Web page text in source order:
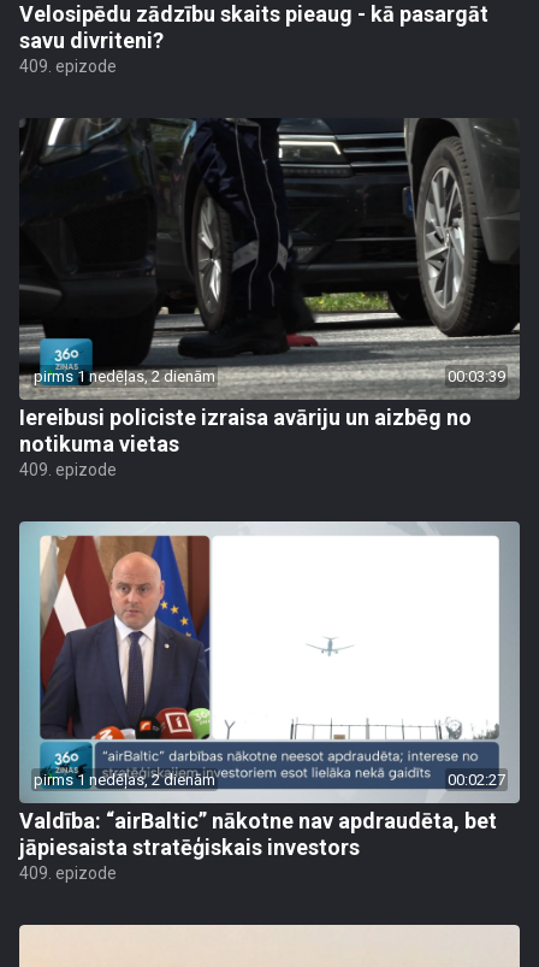
Velosipēdu zādzību skaits pieaug - kā pasargāt
savu divriteni?
409. epizode
pirms 1 nedēļas, 2 dienām 00:03:39
Iereibusi policiste izraisa avāriju un aizbēg no
notikuma vietas
409. epizode
pirms 1 nedēļas, 2 dienām 00:02:27
Valdība: “airBaltic” nākotne nav apdraudēta, bet
jāpiesaista stratēģiskais investors
409. epizode